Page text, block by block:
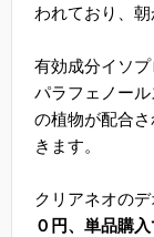
われており、
有効成分イソ
パラフェノー
の植物が配合
きます。
クリアネオの
０円、単品購